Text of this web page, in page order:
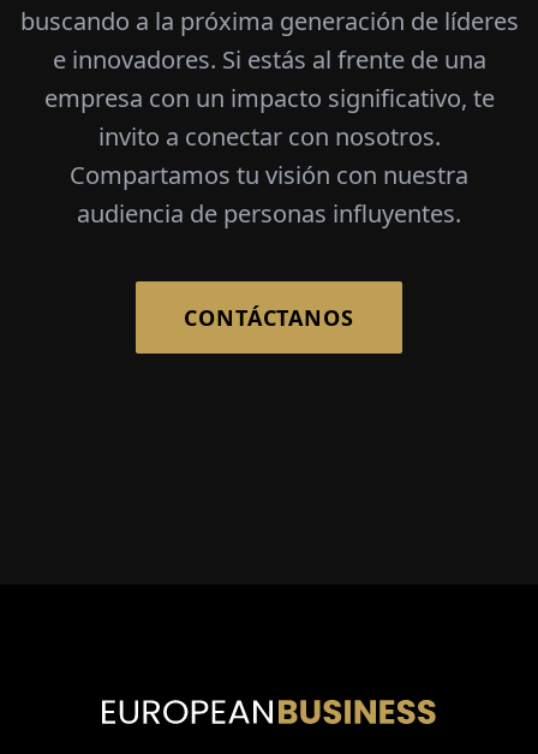
buscando a la próxima generación de líderes
e innovadores. Si estás al frente de una
empresa con un impacto significativo, te
invito a conectar con nosotros.
Compartamos tu visión con nuestra
audiencia de personas influyentes.
CONTÁCTANOS